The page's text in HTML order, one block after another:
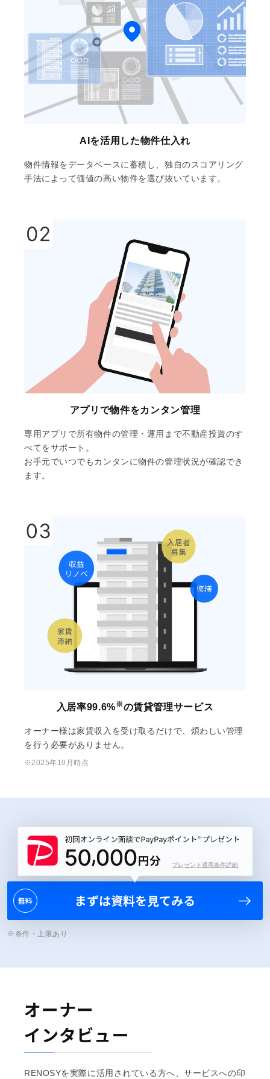
AIを活用した物件仕入れ
物件情報をデータベースに蓄積し、独自のスコアリング
手法によって価値の高い物件を選び抜いています。
アプリで物件をカンタン管理
専用アプリで所有物件の管理・運用まで不動産投資のす
べてをサポート。
お手元でいつでもカンタンに物件の管理状況が確認でき
ます。
入居率99.6%※の賃貸管理サービス
オーナー様は家賃収入を受け取るだけで、煩わしい管理
を行う必要がありません。
※2025年10月時点
プレゼント適用条件詳細
無料 まずは資料を見てみる
※条件・上限あり
オーナー
インタビュー
RENOSYを実際に活用されている方へ、サービスへの印